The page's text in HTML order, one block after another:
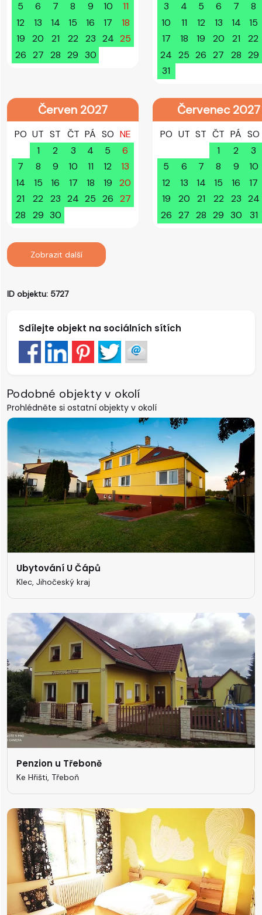
5 6 7 8 9 10
11
12
13 14 15 16 17
18
19
20 21 22 23 24 25
26 27 28 29 30
3 4 5 6 7
8
10
11 12 13 14
15
17
18 19 20 21
22
24 25 26 27 28 29
31
Červen 2027
PO UT ST ČT PÁ SO NE
1
2 3 4 5
6
7
8 9 10 11 12
13
14
15 16 17 18 19
20
21
22 23 24 25 26 27
28
29 30
Červenec 2027
PO UT ST ČT PÁ SO
1
2
3
5
6 7 8 9
10
12
13 14 15 16
17
19
20 21 22 23 24
26 27 28 29 30 31
Zobrazit další
ID objektu: 5727
Sdílejte objekt na sociálních sítích
Podobné objekty v okolí
Prohlédněte si ostatní objekty v okolí
Ubytování U Čápů
Klec, Jihočeský kraj
Penzion u Třeboně
Ke Hřišti, Třeboň